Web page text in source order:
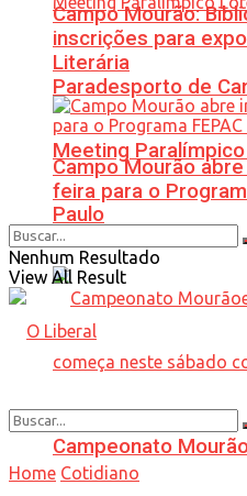
Paradesporto de
Meeting
Paulo
Campeonato
Campo Mourão:
inscrições para
Literária
Campo Mourão
feira para o
Nenhum Resultado
View All Result
Home Cotidiano